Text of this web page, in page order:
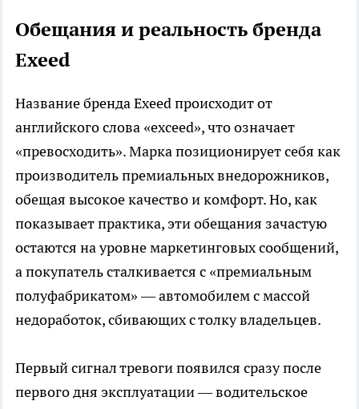
Обещания и реальность бренда
Exeed
Название бренда Exeed происходит от
английского слова «exceed», что означает
«превосходить». Марка позиционирует себя как
производитель премиальных внедорожников,
обещая высокое качество и комфорт. Но, как
показывает практика, эти обещания зачастую
остаются на уровне маркетинговых сообщений,
а покупатель сталкивается с «премиальным
полуфабрикатом» — автомобилем с массой
недоработок, сбивающих с толку владельцев.
Первый сигнал тревоги появился сразу после
первого дня эксплуатации — водительское